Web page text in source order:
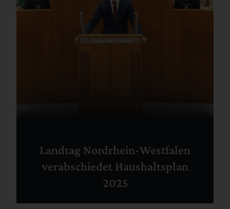
Landtag Nordrhein-Westfalen
verabschiedet Haushaltsplan
2025